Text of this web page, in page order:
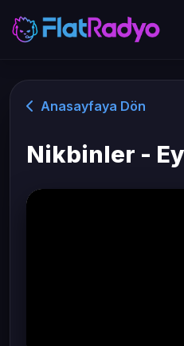
Anasayfaya Dön
Nikbinler -